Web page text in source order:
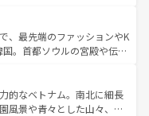
ており、サーフィンやダイ
トドア好きにはたまらな
力を存分に味わいつくそ
湾東部など、都市の喧騒
、訪れる人に新しい発見と
、奥深い台湾の食文化も魅
、バラエティ豊かな料理
台湾情報は コンテンツ一覧を参
、最先端のファッションやK
。首都ソウルの宮殿や伝統
の自然美を楽しむことが
、絶品のストリートフード
っている。夜には、韓国な
的なベトナム。南北に細長
風景や青々とした山々、世